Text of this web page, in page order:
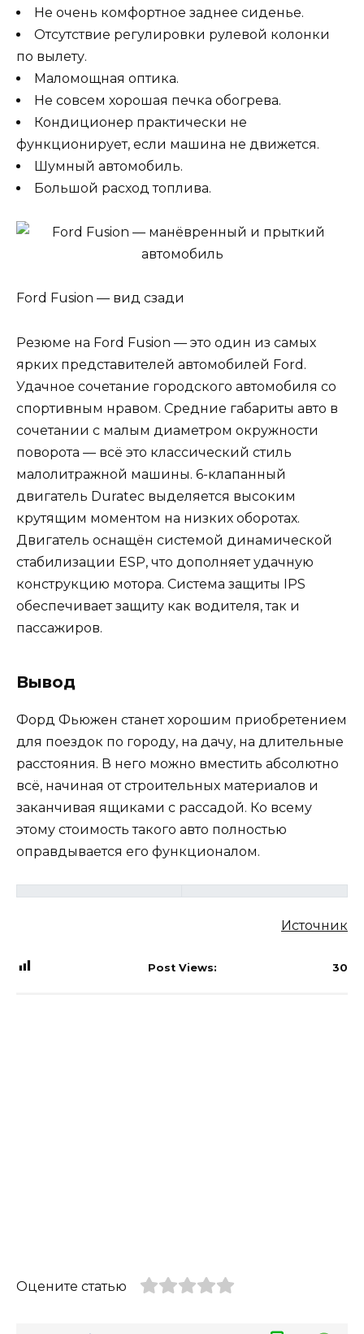
Не очень комфортное заднее сиденье.
Отсутствие регулировки рулевой колонки
по вылету.
Маломощная оптика.
Не совсем хорошая печка обогрева.
Кондиционер практически не
функционирует, если машина не движется.
Шумный автомобиль.
Большой расход топлива.
Ford Fusion — вид сзади
Резюме на Ford Fusion — это один из самых
ярких представителей автомобилей Ford.
Удачное сочетание городского автомобиля со
спортивным нравом. Средние габариты авто в
сочетании с малым диаметром окружности
поворота — всё это классический стиль
малолитражной машины. 6-клапанный
двигатель Duratec выделяется высоким
крутящим моментом на низких оборотах.
Двигатель оснащён системой динамической
стабилизации ESP, что дополняет удачную
конструкцию мотора. Система защиты IPS
обеспечивает защиту как водителя, так и
пассажиров.
Вывод
Форд Фьюжен станет хорошим приобретением
для поездок по городу, на дачу, на длительные
расстояния. В него можно вместить абсолютно
всё, начиная от строительных материалов и
заканчивая ящиками с рассадой. Ко всему
этому стоимость такого авто полностью
оправдывается его функционалом.
Источник
Post Views: 30
Оцените статью